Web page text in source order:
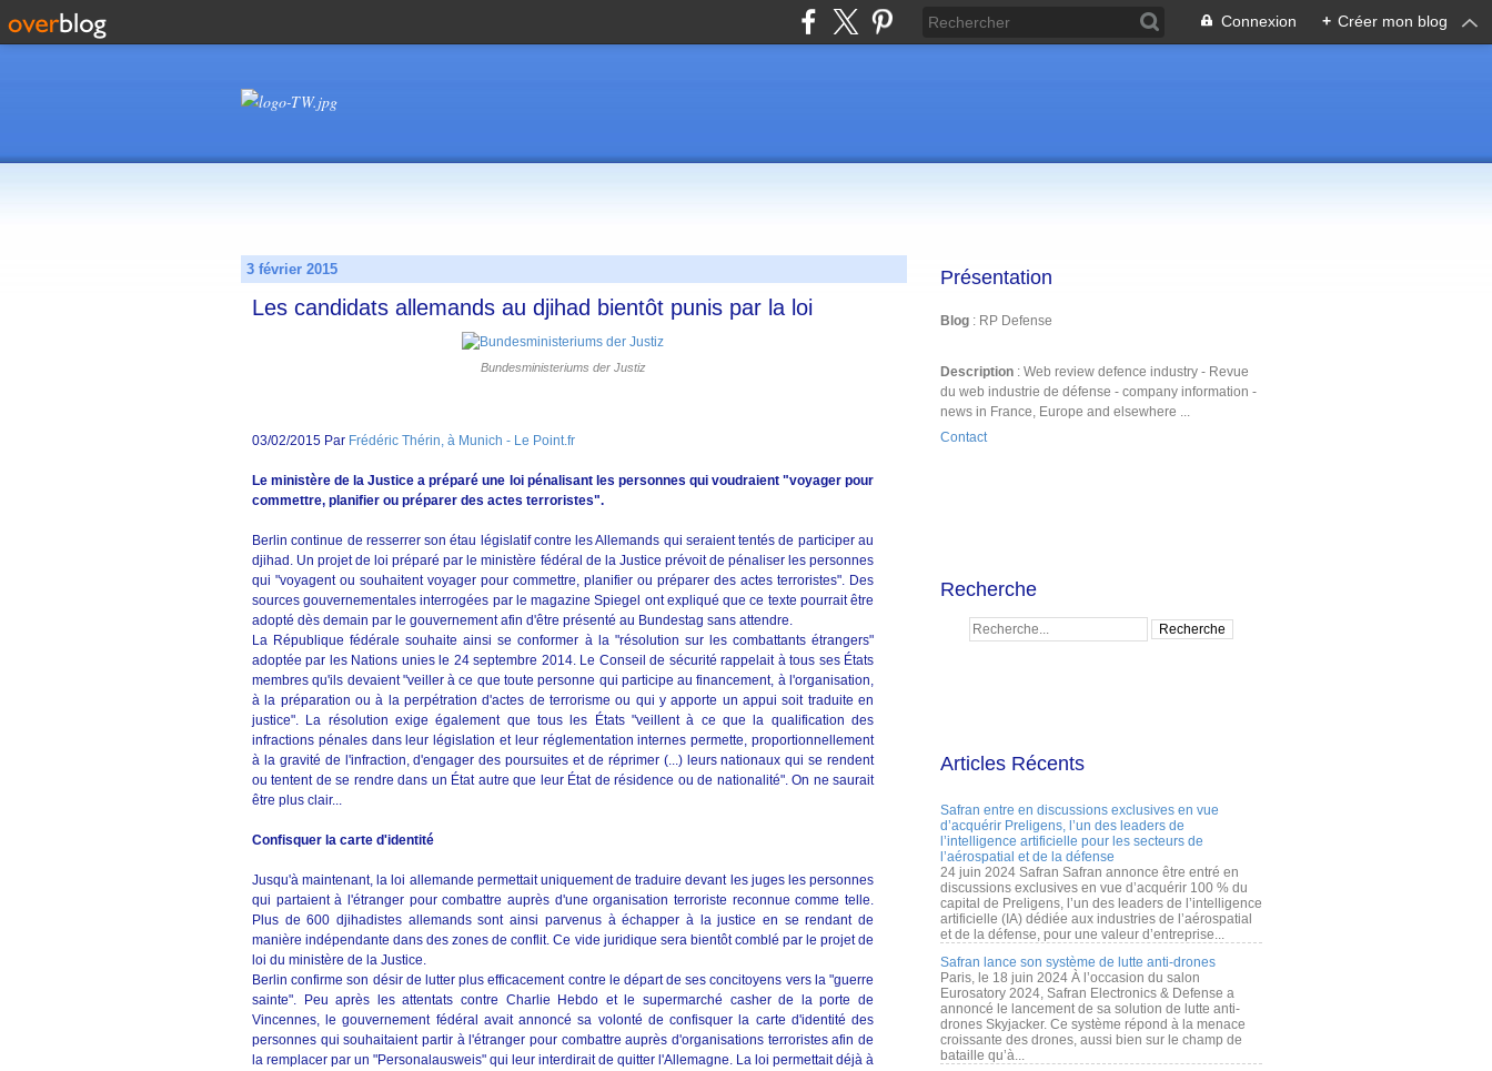
Connexion + Créer mon blog
3 février 2015
Les candidats allemands au djihad bientôt punis par la loi
Bundesministeriums der Justiz
03/02/2015 Par Frédéric Thérin, à Munich - Le Point.fr
Le ministère de la Justice a préparé une loi pénalisant les personnes qui voudraient "voyager pour
commettre, planifier ou préparer des actes terroristes".
Berlin continue de resserrer son étau législatif contre les Allemands qui seraient tentés de participer au
djihad. Un projet de loi préparé par le ministère fédéral de la Justice prévoit de pénaliser les personnes
qui "voyagent ou souhaitent voyager pour commettre, planifier ou préparer des actes terroristes". Des
sources gouvernementales interrogées par le magazine Spiegel ont expliqué que ce texte pourrait être
adopté dès demain par le gouvernement afin d'être présenté au Bundestag sans attendre.
La République fédérale souhaite ainsi se conformer à la "résolution sur les combattants étrangers"
adoptée par les Nations unies le 24 septembre 2014. Le Conseil de sécurité rappelait à tous ses États
membres qu'ils devaient "veiller à ce que toute personne qui participe au financement, à l'organisation,
à la préparation ou à la perpétration d'actes de terrorisme ou qui y apporte un appui soit traduite en
justice". La résolution exige également que tous les États "veillent à ce que la qualification des
infractions pénales dans leur législation et leur réglementation internes permette, proportionnellement
à la gravité de l'infraction, d'engager des poursuites et de réprimer (...) leurs nationaux qui se rendent
ou tentent de se rendre dans un État autre que leur État de résidence ou de nationalité". On ne saurait
être plus clair...
Confisquer la carte d'identité
Jusqu'à maintenant, la loi allemande permettait uniquement de traduire devant les juges les personnes
qui partaient à l'étranger pour combattre auprès d'une organisation terroriste reconnue comme telle.
Plus de 600 djihadistes allemands sont ainsi parvenus à échapper à la justice en se rendant de
manière indépendante dans des zones de conflit. Ce vide juridique sera bientôt comblé par le projet de
loi du ministère de la Justice.
Berlin confirme son désir de lutter plus efficacement contre le départ de ses concitoyens vers la "guerre
sainte". Peu après les attentats contre Charlie Hebdo et le supermarché casher de la porte de
Vincennes, le gouvernement fédéral avait annoncé sa volonté de confisquer la carte d'identité des
personnes qui souhaitaient partir à l'étranger pour combattre auprès d'organisations terroristes afin de
la remplacer par un "Personalausweis" qui leur interdirait de quitter l'Allemagne. La loi permettait déjà à
Présentation
Blog : RP Defense
Description : Web review defence industry - Revue
du web industrie de défense - company information -
news in France, Europe and elsewhere ...
Contact
Recherche
Articles Récents
Safran entre en discussions exclusives en vue
d’acquérir Preligens, l’un des leaders de
l’intelligence artificielle pour les secteurs de
l’aérospatial et de la défense
24 juin 2024 Safran Safran annonce être entré en
discussions exclusives en vue d’acquérir 100 % du
capital de Preligens, l’un des leaders de l’intelligence
artificielle (IA) dédiée aux industries de l’aérospatial
et de la défense, pour une valeur d’entreprise...
Safran lance son système de lutte anti-drones
Paris, le 18 juin 2024 À l’occasion du salon
Eurosatory 2024, Safran Electronics & Defense a
annoncé le lancement de sa solution de lutte anti-
drones Skyjacker. Ce système répond à la menace
croissante des drones, aussi bien sur le champ de
bataille qu’à...